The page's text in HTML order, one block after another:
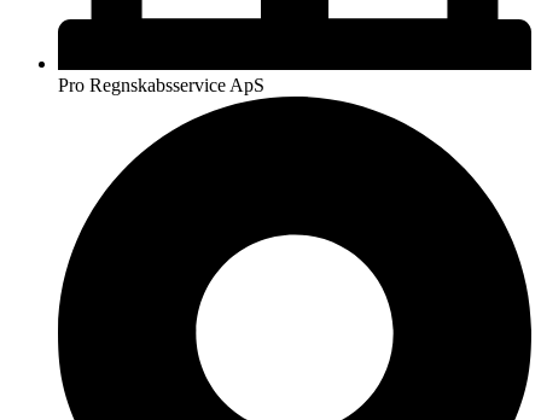
Pro Regnskabsservice ApS